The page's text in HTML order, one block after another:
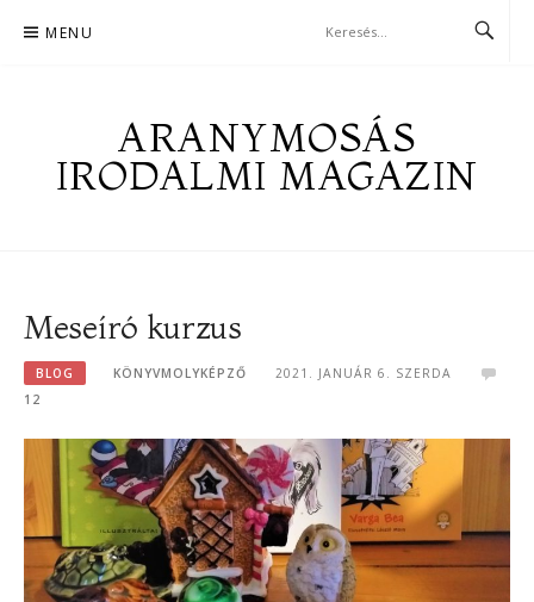
MENU
ARANYMOSÁS
IRODALMI MAGAZIN
Meseíró kurzus
BLOG KÖNYVMOLYKÉPZŐ
2021. JANUÁR 6. SZERDA
12